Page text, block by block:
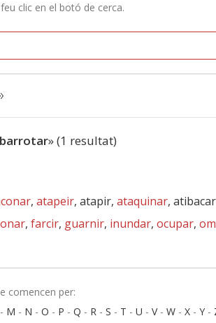
clic en el botó de cerca.
» (1 resultat)
, atapeir, atapir, ataquinar,
, farcir, guarnir, inundar, ocupar,
comencen per:
- M - N - O - P - Q - R - S - T - U - V- W - X - Y -